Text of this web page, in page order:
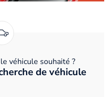
véhicule souhaité ?
de véhicule